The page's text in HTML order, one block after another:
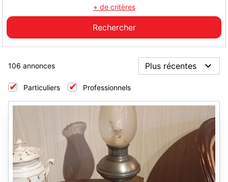
+ de critères
106 annonces
Particuliers Professionnels